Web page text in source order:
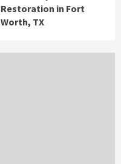
Restoration in Fort
Worth, TX